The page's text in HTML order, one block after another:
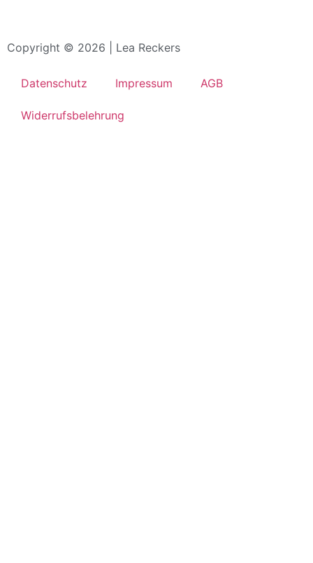
Copyright © 2026 | Lea Reckers
Datenschutz Impressum AGB
Widerrufsbelehrung